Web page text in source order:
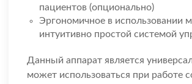
пациентов (опционально)
Эргономичное в использовании
интуитивно простой системой
Данный аппарат является
может использоваться при работе